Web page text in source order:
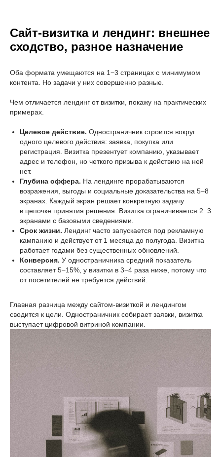
Сайт-визитка и лендинг: внешнее
сходство, разное назначение
Оба формата умещаются на 1−3 страницах с минимумом
контента. Но задачи у них совершенно разные.
Чем отличается лендинг от визитки, покажу на практических
примерах.
Целевое действие. Одностраничник строится вокруг
одного целевого действия: заявка, покупка или
регистрация. Визитка презентует ком панию, указывает
адрес и телефон, но четкого призыва к действию на ней
нет.
Глубина оффера. На лендинге прорабатываются
возражения, выгоды и социальные доказательства на 5−8
экранах. Каждый экран решает конкретную задачу
в цепочке принятия решения. Визитка ограничивается 2−3
экранами с базовыми сведениями.
Срок жизни. Лендинг часто запускается под рекламную
кампанию и действует от 1 месяца до полугода. Визитка
работает годами без существенных обновлений.
Конверсия. У одностраничника средний показатель
составляет 5−15%, у визитки в 3−4 раза ниже, потому что
от посетителей не требуется действий.
Главная разница между сайтом-визиткой и лендингом
сводится к цели. Одностраничник собирает заявки, визитка
выступает цифровой витриной компании.